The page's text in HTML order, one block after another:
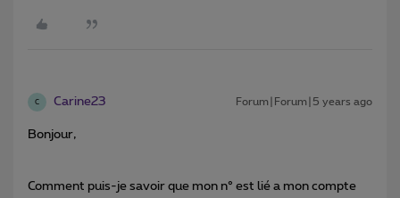
C Carine23 Forum|Forum|5 years ago
Bonjour,
Comment puis-je savoir que mon n° est lié a mon compte